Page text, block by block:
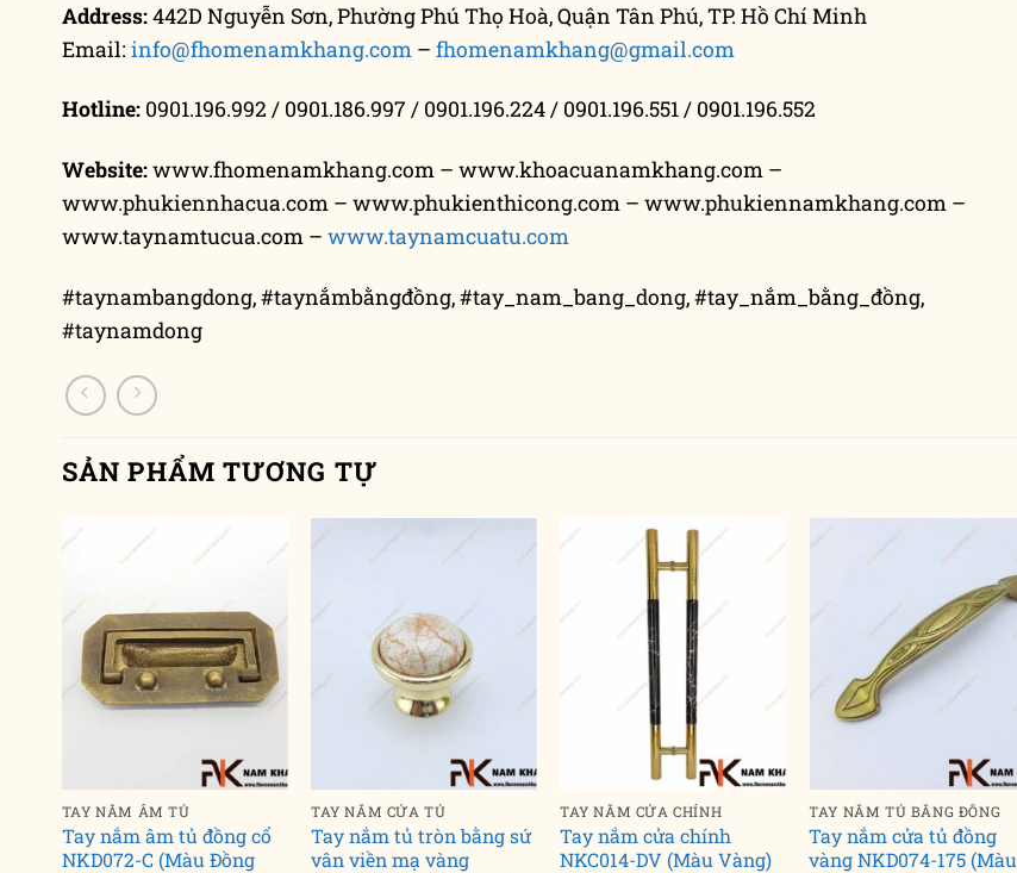
Address:442D Nguyễn Sơn, Phường Phú Thọ Hoà, Quận Tân Phú, TP. Hồ Chí Minh
Email: info@fhomenamkhang.com – fhomenamkhang@gmail.com
Hotline: 0901.196.992 / 0901.186.997 / 0901.196.224 / 0901.196.551 / 0901.196.552
Website:www.fhomenamkhang.com – www.khoacuanamkhang.com –
www.phukiennhacua.com – www.phukienthicong.com – www.phukiennamkhang.com –
www.taynamtucua.com – www.taynamcuatu.com
#taynambangdong, #taynắmbằngđồng, #tay_nam_bang_dong, #tay_nắm_bằng_đồng,
#taynamdong
SẢN PHẨM TƯƠNG TỰ
TAY NẮM ÂM TỦ
Tay nắm âm tủ đồng cổ
NKD072-C (Màu Đồng
TAY NẮM CỬA TỦ
Tay nắm tủ tròn bằng sứ
vân viền mạ vàng
TAY NẮM CỬA CHÍNH
Tay nắm cửa chính
NKC014-DV (Màu Vàng)
TAY NẮM TỦ BẰNG ĐỒNG
Tay nắm cửa tủ đồng
vàng NKD074-175 (Màu